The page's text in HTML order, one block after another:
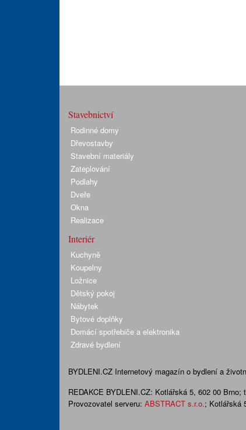
Stavebnictví
Rodinné domy
Dřevostavby
Stavební materiály
Zateplování
Podlahy
Dveře
Okna
Realizace
Interiér
Kuchyně
Koupelny
Ložnice
Dětský pokoj
Nábytek
Bytové doplňky
Domácí spotřebiče a elektronika
Zdravé bydlení
BYDLENI.CZ Internetový magazín o bydlení a
REDAKCE BYDLENI.CZ: Kotlářská 5, 602 00 Brno;
Provozovatel serveru: ABSTRACT s.r.o.; Kotlářská